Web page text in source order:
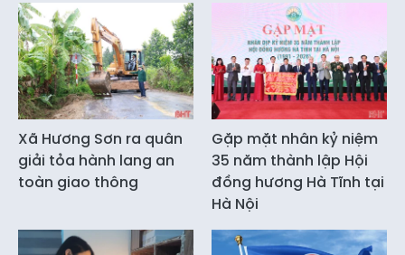
Xã Hương Sơn ra quân
giải tỏa hành lang an
toàn giao thông
Gặp mặt nhân kỷ niệm
35 năm thành lập Hội
đồng hương Hà Tĩnh tại
Hà Nội